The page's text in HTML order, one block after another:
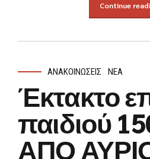
Continue
ΑΝΑΚΟΙΝΏΣΕΙΣ ΝΈΑ
Έκτακτο
παιδιού
ΑΠΟ